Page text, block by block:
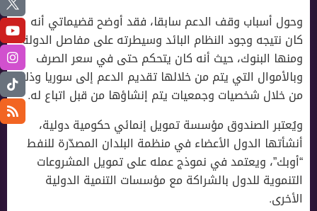
وحول أسباب وقف الدعم سابقا، فقد أوضح قضيماتي أنه
كان نتيجه وجود النظام البائد وسيطرته على مفاصل الدولة
ومنها البنوك، حيث أنه كان يتحكم حتى في سعر الصرف
وبالأموال التي يتم من خلالها تقديم الدعم إلى سوريا وذلك
من خلال شخصيات وجمعيات يتم إنشاؤها من قبل اتباع له.
ويُعتبر الصندوق مؤسسة تمويل إنمائي حكومية دولية،
أنشأتها الدول الأعضاء في منظمة البلدان المصدّرة للنفط
“أوبك”، ويعتمد في نموذج عمله على تمويل المشروعات
التنموية للدول بالشراكة مع مؤسسات التنمية الدولية
الأخرى.